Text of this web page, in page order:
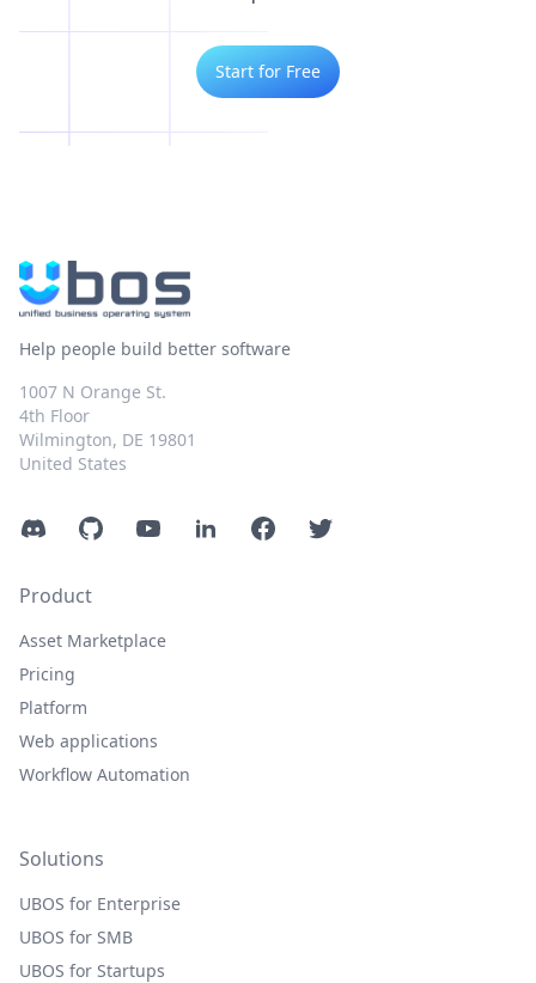
Start for Free
Help people build better software
1007 N Orange St.
4th Floor
Wilmington, DE 19801
United States
DiscordGitHubYouTubeLinkedInFacebookTwitter
Product
Asset Marketplace
Pricing
Platform
Web applications
Workflow Automation
Solutions
UBOS for Enterprise
UBOS for SMB
UBOS for Startups